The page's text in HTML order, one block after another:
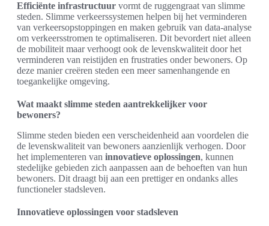
Efficiënte infrastructuur vormt de ruggengraat van slimme
steden. Slimme verkeerssystemen helpen bij het verminderen
van verkeersopstoppingen en maken gebruik van data-analyse
om verkeersstromen te optimaliseren. Dit bevordert niet alleen
de mobiliteit maar verhoogt ook de levenskwaliteit door het
verminderen van reistijden en frustraties onder bewoners. Op
deze manier creëren steden een meer samenhangende en
toegankelijke omgeving.
Wat maakt slimme steden aantrekkelijker voor
bewoners?
Slimme steden bieden een verscheidenheid aan voordelen die
de levenskwaliteit van bewoners aanzienlijk verhogen. Door
het implementeren van innovatieve oplossingen, kunnen
stedelijke gebieden zich aanpassen aan de behoeften van hun
bewoners. Dit draagt bij aan een prettiger en ondanks alles
functioneler stadsleven.
Innovatieve oplossingen voor stadsleven